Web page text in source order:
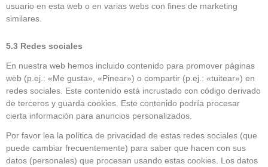
usuario en esta web o en varias webs con fines de marketing
similares.
5.3 Redes sociales
En nuestra web hemos incluido contenido para promover páginas
web (p.ej.: «Me gusta», «Pinear») o compartir (p.ej.: «tuitear») en
redes sociales. Este contenido está incrustado con código derivado
de terceros y guarda cookies. Este contenido podría procesar
cierta información para anuncios personalizados.
Por favor lea la política de privacidad de estas redes sociales (que
puede cambiar frecuentemente) para saber que hacen con sus
datos (personales) que procesan usando estas cookies. Los datos